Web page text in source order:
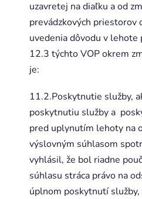
uzavretej na diaľku a od
prevádzkových priestorov
uvedenia dôvodu v lehote
12.3 týchto VOP okrem
je:
11.2.Poskytnutie služby,
poskytnutiu služby a
pred uplynutím lehoty na
výslovným súhlasom
vyhlásil, že bol riadne
súhlasu stráca právo na
úplnom poskytnutí